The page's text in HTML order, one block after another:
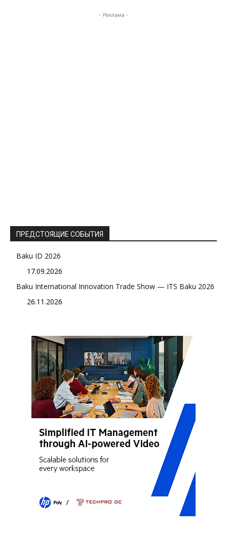
- Реклама -
ПРЕДСТОЯЩИЕ СОБЫТИЯ
Baku ID 2026
17.09.2026
Baku International Innovation Trade Show — ITS Baku 2026
26.11.2026